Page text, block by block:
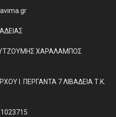
ΧΑΡΑΛΑΜΠΟΣ
Ι. ΠΕΡΓΑΝΤΑ 7 ΛΙΒΑΔΕΙΑ Τ.Κ.